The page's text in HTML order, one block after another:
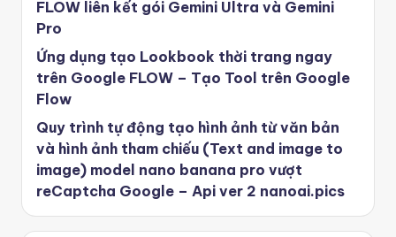
FLOW liên kết gói Gemini Ultra và Gemini
Pro
Ứng dụng tạo Lookbook thời trang ngay
trên Google FLOW – Tạo Tool trên Google
Flow
Quy trình tự động tạo hình ảnh từ văn bản
và hình ảnh tham chiếu (Text and image to
image) model nano banana pro vượt
reCaptcha Google – Api ver 2 nanoai.pics